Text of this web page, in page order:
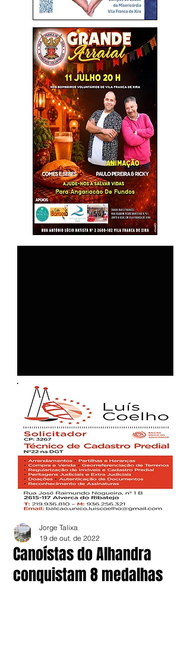
Canoístas do Alhandra
conquistam 8 medalhas
Jorge Talixa
19 de out. de 2022